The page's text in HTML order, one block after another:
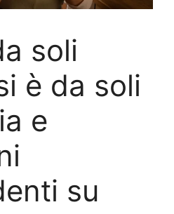
soli
è da soli
e
su